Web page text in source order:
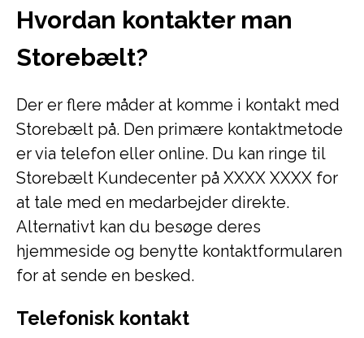
Hvordan kontakter man
Storebælt?
Der er flere måder at komme i kontakt med
Storebælt på. Den primære kontaktmetode
er via telefon eller online. Du kan ringe til
Storebælt Kundecenter på XXXX XXXX for
at tale med en medarbejder direkte.
Alternativt kan du besøge deres
hjemmeside og benytte kontaktformularen
for at sende en besked.
Telefonisk kontakt